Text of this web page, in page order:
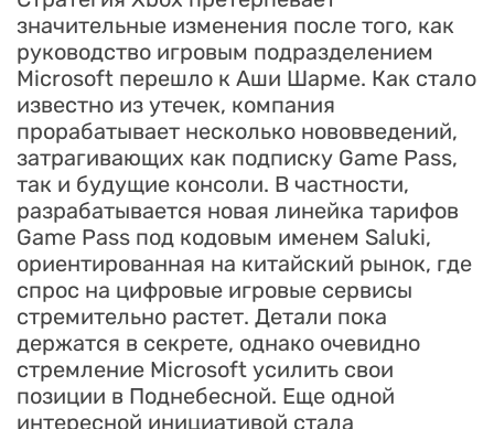
значительные изменения после того, как
руководство игровым подразделением
Microsoft перешло к Аши Шарме. Как стало
известно из утечек, компания
прорабатывает несколько нововведений,
затрагивающих как подписку Game Pass,
так и будущие консоли. В частности,
разрабатывается новая линейка тарифов
Game Pass под кодовым именем Saluki,
ориентированная на китайский рынок, где
спрос на цифровые игровые сервисы
стремительно растет. Детали пока
держатся в секрете, однако очевидно
стремление Microsoft усилить свои
позиции в Поднебесной. Еще одной
интересной инициативой стала